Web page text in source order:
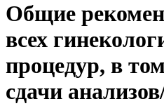
Общие
всех
процедур, в
сдачи